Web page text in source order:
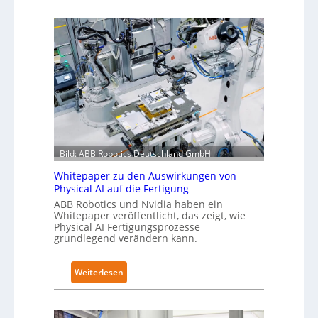
n
g
n
a
c
h
I
E
C
6
2
4
4
3
-
-
2
t
g
l
o
b
a
l
e
s
T
r
a
n
i
n
s
n
t
t
o
n
o
m
e
L
ö
s
u
n
g
e
n
s
a
t
t
Bild: ABB Robotics Deutschland GmbH
Whitepaper zu den Auswirkungen von
Physical AI auf die Fertigung
ABB Robotics und Nvidia haben ein
Whitepaper veröffentlicht, das zeigt, wie
Physical AI Fertigungsprozesse
grundlegend verändern kann.
Weiterlesen:
W